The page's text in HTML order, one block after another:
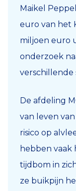
Maikel
euro van het
miljoen euro
onderzoek
verschillende
De afdeling
van leven
risico op
hebben vaak
tijdbom in
ze buikpijn